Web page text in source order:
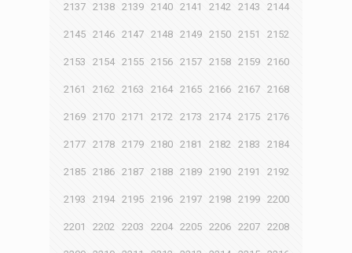
2137 2138 2139 2140 2141 2142 2143 2144
2145 2146 2147 2148 2149 2150 2151 2152
2153 2154 2155 2156 2157 2158 2159 2160
2161 2162 2163 2164 2165 2166 2167 2168
2169 2170 2171 2172 2173 2174 2175 2176
2177 2178 2179 2180 2181 2182 2183 2184
2185 2186 2187 2188 2189 2190 2191 2192
2193 2194 2195 2196 2197 2198 2199 2200
2201 2202 2203 2204 2205 2206 2207 2208